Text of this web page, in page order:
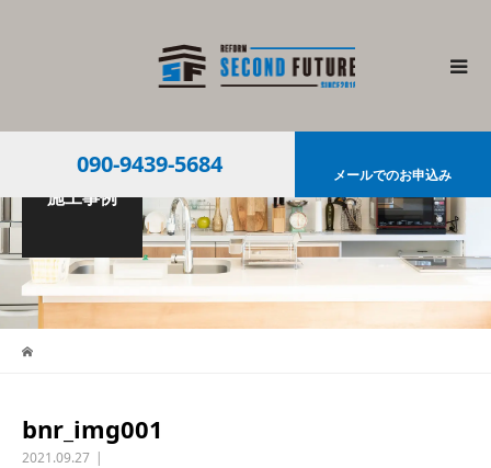
090-9439-5684 メールでのお申込み
施工事例
bnr_img001
2021.09.27